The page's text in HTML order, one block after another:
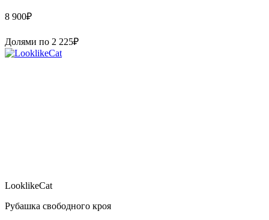
8 900₽
Долями по 2 225₽
LooklikeCat
Рубашка свободного кроя